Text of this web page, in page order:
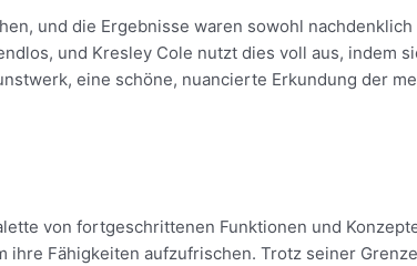
und die Ergebnisse waren sowohl
und Kresley Cole nutzt dies voll aus, indem
eine schöne, nuancierte Erkundung der
von fortgeschrittenen Funktionen und
Fähigkeiten aufzufrischen. Trotz seiner